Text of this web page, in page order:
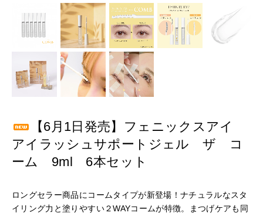
【6月1日発売】フェニックスアイ
アイラッシュサポートジェル ザ コ
ーム 9ml 6本セット
ロングセラー商品にコームタイプが新登場！ナチュラルなスタ
イリング力と塗りやすい２WAYコームが特徴。まつげケアも同